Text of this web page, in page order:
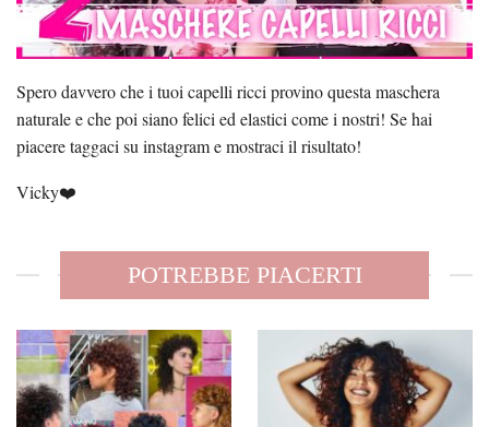
Spero davvero che i tuoi capelli ricci provino questa maschera
naturale e che poi siano felici ed elastici come i nostri! Se hai
piacere taggaci su instagram e mostraci il risultato!
Vicky❤️
POTREBBE PIACERTI